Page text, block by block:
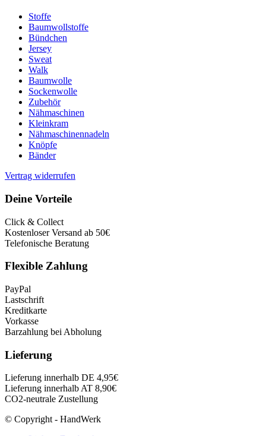
Stoffe
Baumwollstoffe
Bündchen
Jersey
Sweat
Walk
Baumwolle
Sockenwolle
Zubehör
Nähmaschinen
Kleinkram
Nähmaschinennadeln
Knöpfe
Bänder
Vertrag widerrufen
Deine Vorteile
Click & Collect
Kostenloser Versand ab 50€
Telefonische Beratung
Flexible Zahlung
PayPal
Lastschrift
Kreditkarte
Vorkasse
Barzahlung bei Abholung
Lieferung
Lieferung innerhalb DE 4,95€
Lieferung innerhalb AT 8,90€
CO2-neutrale Zustellung
© Copyright - HandWerk